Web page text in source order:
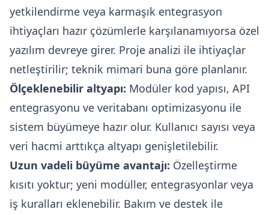
yetkilendirme veya karmaşık entegrasyon
ihtiyaçları hazır çözümlerle karşılanamıyorsa özel
yazılım devreye girer. Proje analizi ile ihtiyaçlar
netleştirilir; teknik mimari buna göre planlanır.
Ölçeklenebilir altyapı: Modüler kod yapısı, API
entegrasyonu ve veritabanı optimizasyonu ile
sistem büyümeye hazır olur. Kullanıcı sayısı veya
veri hacmi arttıkça altyapı genişletilebilir.
Uzun vadeli büyüme avantajı: Özelleştirme
kısıtı yoktur; yeni modüller, entegrasyonlar veya
iş kuralları eklenebilir. Bakım ve destek ile